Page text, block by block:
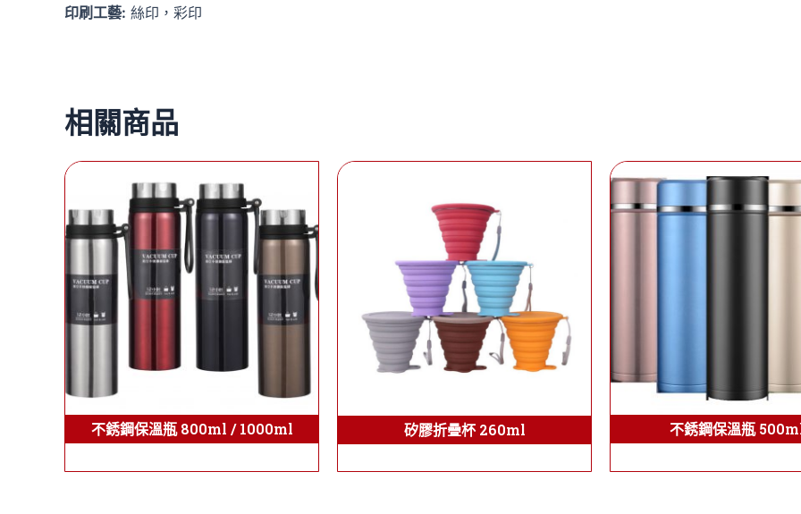
印刷工藝: 絲印，彩印
相關商品
不銹鋼保溫瓶 800ml / 1000ml 矽膠折疊杯 260ml 不銹鋼保溫瓶